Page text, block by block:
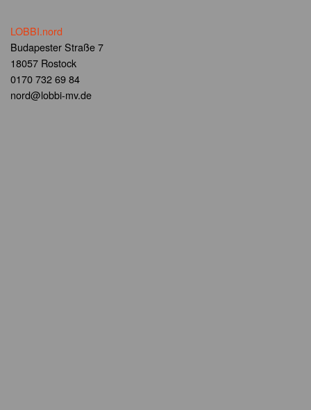
LOBBI.nord
Budapester Straße 7
18057 Rostock
0170 732 69 84
nord@lobbi-mv.de